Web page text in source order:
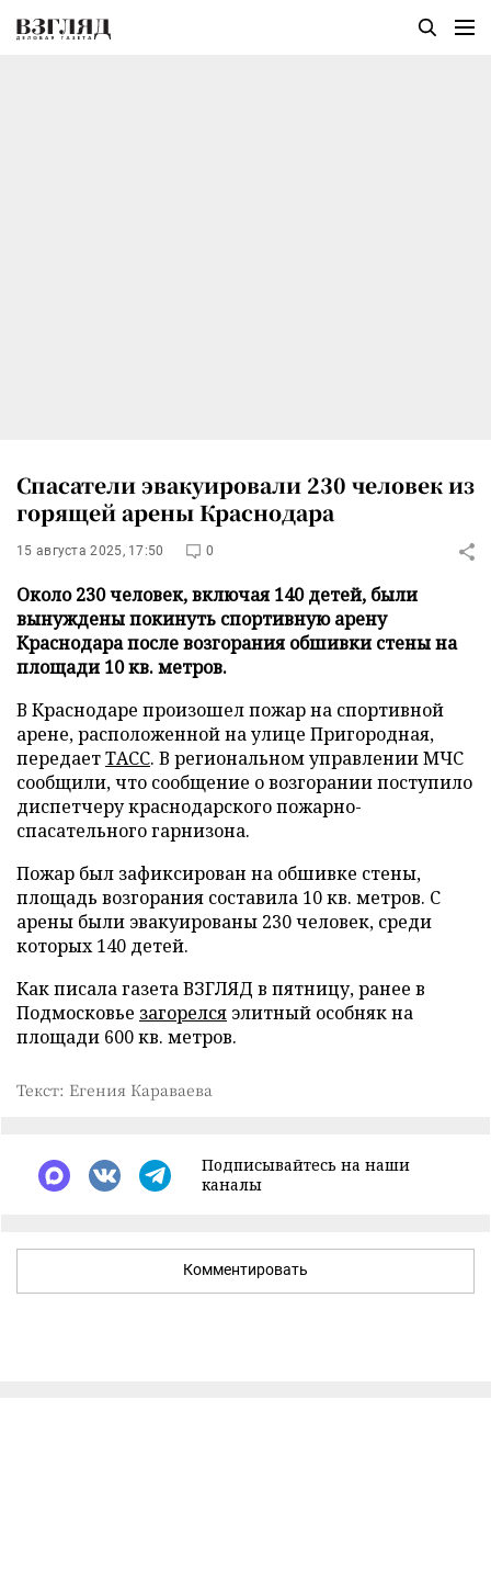
Спасатели эвакуировали 230 человек из
горящей арены Краснодара
15 августа 2025, 17:50 0
Около 230 человек, включая 140 детей, были
вынуждены покинуть спортивную арену
Краснодара после возгорания обшивки стены на
площади 10 кв. метров.
В Краснодаре произошел пожар на спортивной
арене, расположенной на улице Пригородная,
передаетТАСС. В региональном управлении МЧС
сообщили, что сообщение о возгорании поступило
диспетчеру краснодарского пожарно-
спасательного гарнизона.
Пожар был зафиксирован на обшивке стены,
площадь возгорания составила 10 кв. метров. С
арены были эвакуированы 230 человек, среди
которых 140 детей.
Как писала газета ВЗГЛЯД в пятницу, ранее в
Подмосковье загорелся элитный особняк на
площади 600 кв. метров.
Текст: Егения Караваева
Подписывайтесь на наши
каналы
Комментировать